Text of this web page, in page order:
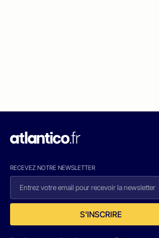
RECEVEZ NOTRE NEWSLETTER
S'INSCRIRE